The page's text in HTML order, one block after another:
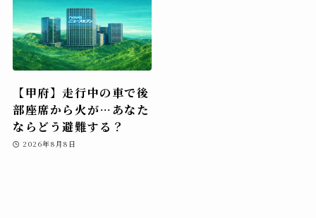
【甲府】走行中の車で後
部座席から火が…あなた
ならどう避難する？
2026年8月8日